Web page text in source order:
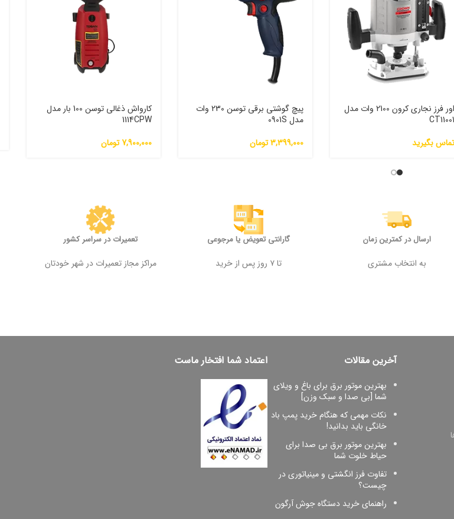
اور فرز نجاری کرون 2100 وات مدل
CT11001
بگیرید
پیچ گوشتی برقی توسن 230 وات
مدل 0901S
3,399,000تومان
کارواش ذغالی توسن 100 بار مدل
1114CPW
7,900,000 تومان
ارسال در کمترین زمان
به انتخاب مشتری
گارانتی تعویض یا مرجوعی
تا ۷ روز پس از خرید
تعمیرات در سراسر کشور
مراکز مجاز تعمیرات در شهر خودتان
آخرین مقالات
بهترین موتور برق برای باغ و ویلای
شما [بی صدا و سبک وزن]
نکات مهمی که هنگام خرید پمپ باد
خانگی باید بدانید!
بهترین موتور برق بی صدا برای
حیاط خلوت شما
تفاوت فرز انگشتی و مینیاتوری در
چیست؟
راهنمای خرید دستگاه جوش آرگون
اعتماد شما افتخار ماست